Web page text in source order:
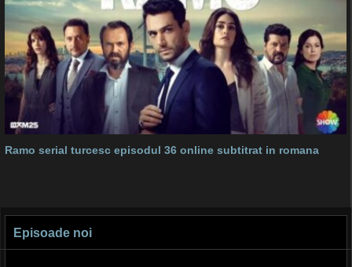
Ramo serial turcesc episodul 36 online subtitrat in romana
Episoade noi